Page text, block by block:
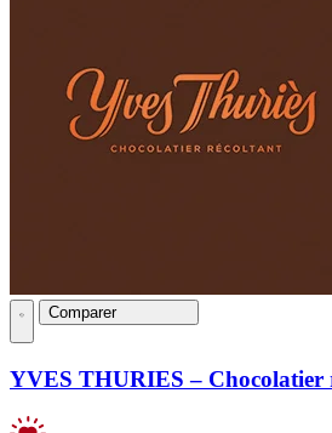
Comparer
YVES THURIES – Chocolatier